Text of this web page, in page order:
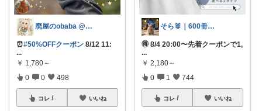
廃屋のobaba @ 感謝🙏ほぼ朝コレ
⏰#50%OFFクーポン 8/12 11:
...
￥ 1,780～
0 0 498
コレ いいね
そら🐰｜600冊読んだ絵本好きママ
🉐 8/4 20:00〜先着クーポンで1,
...
￥ 2,180～
0 1 744
コレ いいね